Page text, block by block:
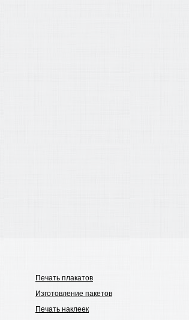
Печать плакатов
Изготовление пакетов
Печать наклеек